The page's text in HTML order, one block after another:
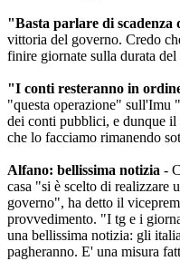
"Basta parlare di scadenza
vittoria del governo. Credo
finire giornate sulla durata
"I conti resteranno in
"questa operazione" sull'Imu
dei conti pubblici, e dunque il
che lo facciamo rimanendo
Alfano: bellissima notizia -
casa "si è scelto di realizzare
governo", ha detto il
provvedimento. "I tg e i
una bellissima notizia: gli
pagheranno. E' una misura